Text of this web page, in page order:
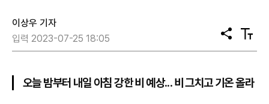
이상우 기자
입력 2023-07-25 18:05
공
유
텍
스
기
오늘 밤부터 내일 아침 강한 비 예상... 비 그치고 기온 올라